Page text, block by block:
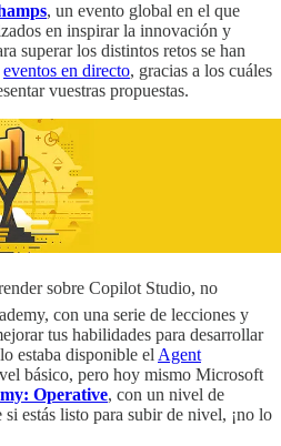
, un evento global en el que
en inspirar la innovación y
superar los distintos retos se han
eventos en directo, gracias a los cuáles
vuestras propuestas.
sobre Copilot Studio, no
con una serie de lecciones y
tus habilidades para desarrollar
estaba disponible el Agent
básico, pero hoy mismo Microsoft
Operative, con un nivel de
estás listo para subir de nivel, ¡no lo